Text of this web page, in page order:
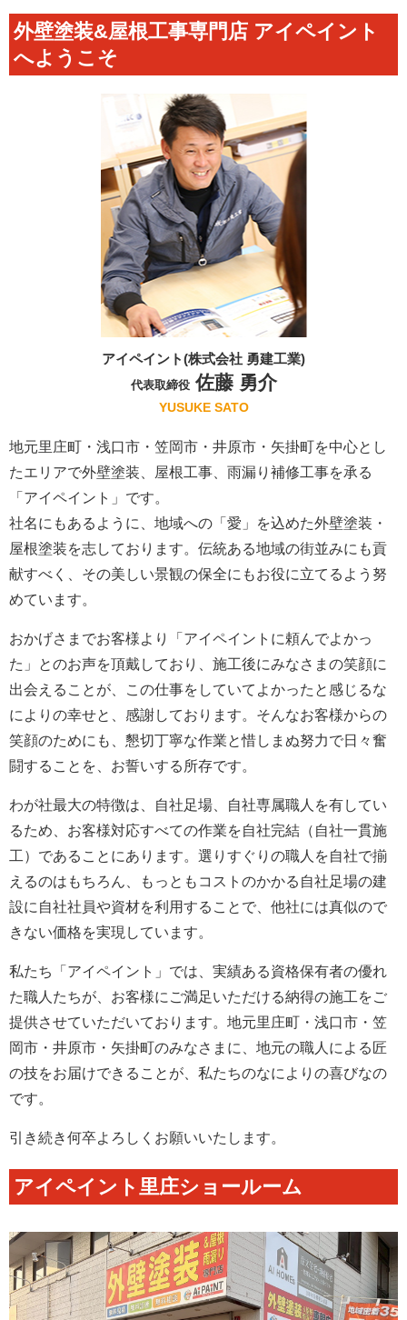
外壁塗装&屋根工事専門店 アイペイント
へようこそ
アイペイント(株式会社 勇建工業)
代表取締役佐藤 勇介
YUSUKE SATO
地元里庄町・浅口市・笠岡市・井原市・矢掛町を中心とし
たエリアで外壁塗装、屋根工事、雨漏り補修工事を承る
「アイペイント」です。
社名にもあるように、地域への「愛」を込めた外壁塗装・
屋根塗装を志しております。伝統ある地域の街並みにも貢
献すべく、その美しい景観の保全にもお役に立てるよう努
めています。
おかげさまでお客様より「アイペイントに頼んでよかっ
た」とのお声を頂戴しており、施工後にみなさまの笑顔に
出会えることが、この仕事をしていてよかったと感じるな
によりの幸せと、感謝しております。そんなお客様からの
笑顔のためにも、懇切丁寧な作業と惜しまぬ努力で日々奮
闘することを、お誓いする所存です。
わが社最大の特徴は、自社足場、自社専属職人を有してい
るため、お客様対応すべての作業を自社完結（自社一貫施
工）であることにあります。選りすぐりの職人を自社で揃
えるのはもちろん、もっともコストのかかる自社足場の建
設に自社社員や資材を利用することで、他社には真似ので
きない価格を実現しています。
私たち「アイペイント」では、実績ある資格保有者の優れ
た職人たちが、お客様にご満足いただける納得の施工をご
提供させていただいております。地元里庄町・浅口市・笠
岡市・井原市・矢掛町のみなさまに、地元の職人による匠
の技をお届けできることが、私たちのなによりの喜びなの
です。
引き続き何卒よろしくお願いいたします。
アイペイント里庄ショールーム